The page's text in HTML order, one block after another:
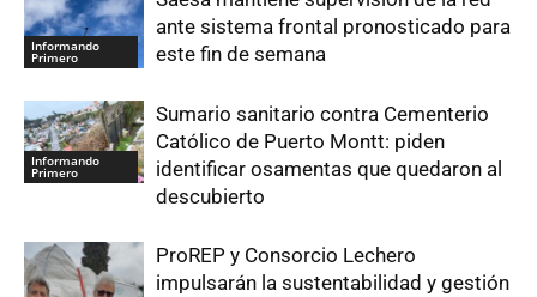
Informando
Primero
ante sistema frontal pronosticado para
este fin de semana
Informando
Primero
Sumario sanitario contra Cementerio
Católico de Puerto Montt: piden
identificar osamentas que quedaron al
descubierto
ProREP y Consorcio Lechero
impulsarán la sustentabilidad y gestión